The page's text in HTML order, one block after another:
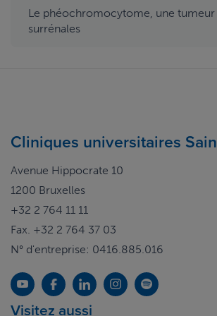
Le phéochromocytome, une tumeur
surrénales
Cliniques universitaires
Avenue Hippocrate 10
1200 Bruxelles
+32 2 764 11 11
Fax. +32 2 764 37 03
N° d'entreprise: 0416.885.016
Visitez aussi